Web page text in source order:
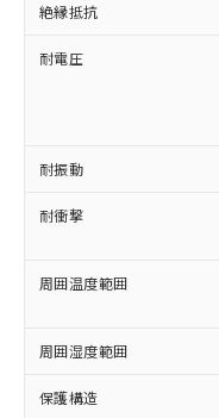
絶縁抵抗
耐電圧
耐振動
耐衝撃
周囲温度範囲
周囲湿度範囲
保護構造
以下の条件を
本サー
商品の
(税抜)を
当社制
本サー
ことを
在庫状
記載し
タに基づ
対応予定：EU
有に対応した
対応予定なし
非含有に非対
調査・確認中
非含有の対応
非該当品：ラ
仕入先様の事情
むを得ず変更
*EU RoHS指令（10
「○」：最大
基準値以下で
「×」：最大均
基準値を超え
「－」：未確認
当社は
為替お
（以下｢
または